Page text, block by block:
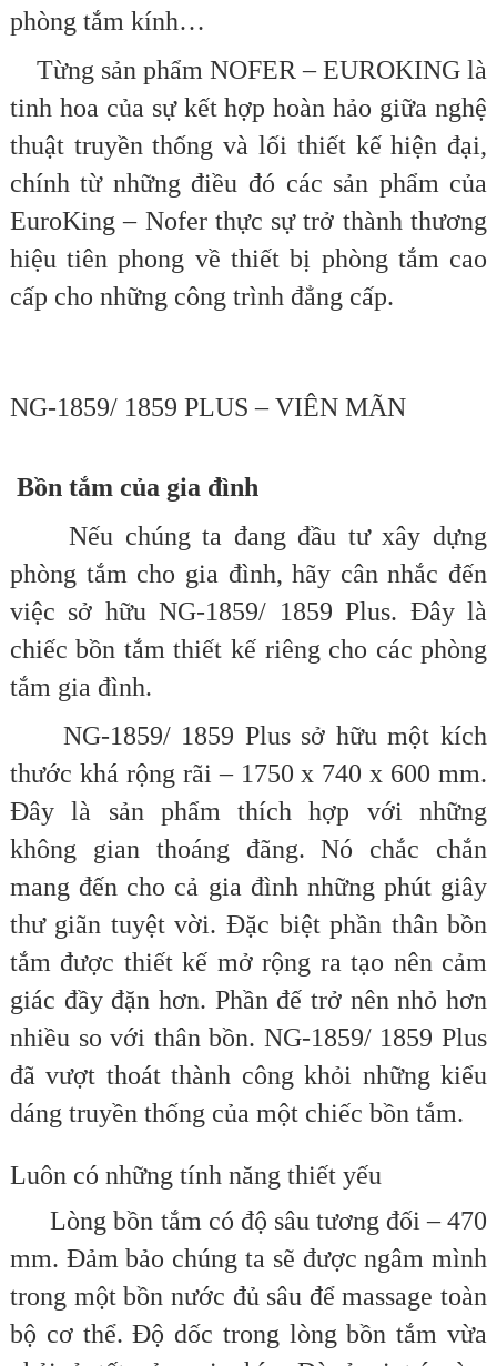
phòng tắm kính…
Từng sản phẩm NOFER – EUROKING là
tinh hoa của sự kết hợp hoàn hảo giữa nghệ
thuật truyền thống và lối thiết kế hiện đại,
chính từ những điều đó các sản phẩm của
EuroKing – Nofer thực sự trở thành thương
hiệu tiên phong về thiết bị phòng tắm cao
cấp cho những công trình đẳng cấp.
NG-1859/ 1859 PLUS – VIÊN MÃN
Bồn tắm của gia đình
Nếu chúng ta đang đầu tư xây dựng
phòng tắm cho gia đình, hãy cân nhắc đến
việc sở hữu NG-1859/ 1859 Plus. Đây là
chiếc bồn tắm thiết kế riêng cho các phòng
tắm gia đình.
NG-1859/ 1859 Plus sở hữu một kích
thước khá rộng rãi – 1750 x 740 x 600 mm.
Đây là sản phẩm thích hợp với những
không gian thoáng đãng. Nó chắc chắn
mang đến cho cả gia đình những phút giây
thư giãn tuyệt vời. Đặc biệt phần thân bồn
tắm được thiết kế mở rộng ra tạo nên cảm
giác đầy đặn hơn. Phần đế trở nên nhỏ hơn
nhiều so với thân bồn. NG-1859/ 1859 Plus
đã vượt thoát thành công khỏi những kiểu
dáng truyền thống của một chiếc bồn tắm.
Luôn có những tính năng thiết yếu
Lòng bồn tắm có độ sâu tương đối – 470
mm. Đảm bảo chúng ta sẽ được ngâm mình
trong một bồn nước đủ sâu để massage toàn
bộ cơ thể. Độ dốc trong lòng bồn tắm vừa